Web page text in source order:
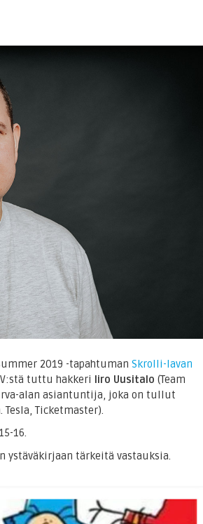
2019 -tapahtuman Skrolli-lavan
tuttu hakkeri Iiro Uusitalo (Team
alan asiantuntija, joka on tullut
Ticketmaster).
16.
tärkeitä vastauksia.